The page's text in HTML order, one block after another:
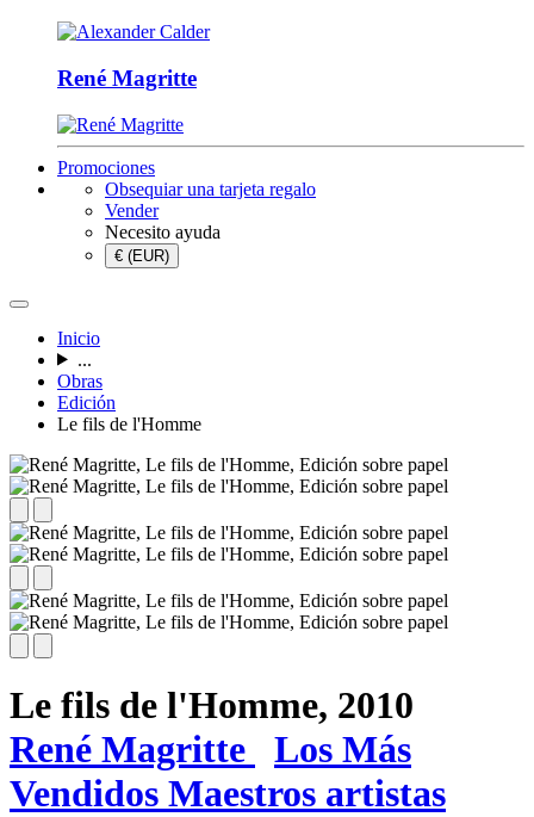
René Magritte
Promociones
Obsequiar una tarjeta regalo
Vender
Necesito ayuda
€ (EUR)
Inicio
...
Obras
Edición
Le fils de l'Homme
Le fils de l'Homme, 2010
René Magritte
Los Más
Vendidos Maestros artistas